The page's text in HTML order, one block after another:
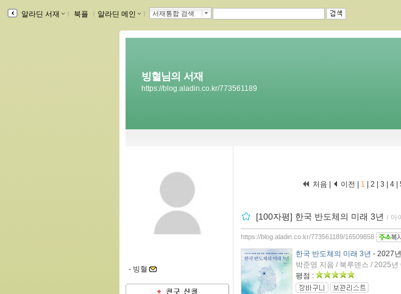
알라딘 서재 북플 알라딘 메인 서재통합 검색
빙혈님의 서재
https://blog.aladin.co.kr/773561189
- 빙혈
처음 | 이전 | 1 2 3 4
[100자평] 한국 반도체의 미래 3년 ｌ 마
https://blog.aladin.co.kr/773561189/16509858
한국 반도체의 미래 3년 - 2027
박준영 지음 / 북루덴스 / 2025년
평점 :